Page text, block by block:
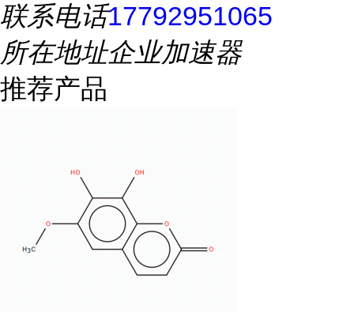
联系电话17792951065
所在地址企业加速器
推荐产品